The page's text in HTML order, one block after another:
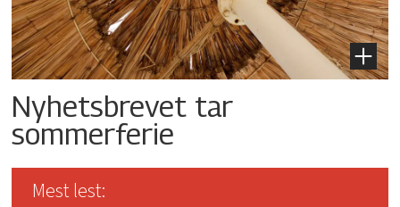
Nyhetsbrevet tar
sommerferie
Mest lest: